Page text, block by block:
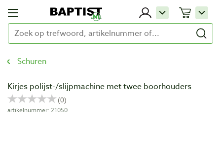
Schuren
Kirjes polijst-/slijpmachine met twee boorhouders
artikelnummer: 21050